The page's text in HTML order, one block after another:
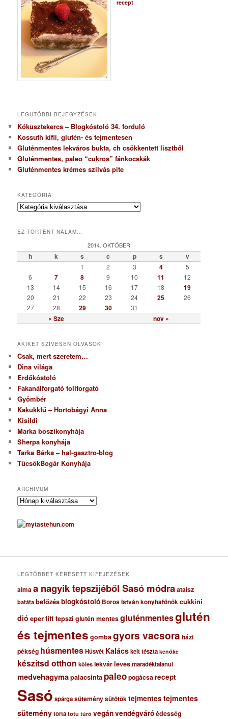
recept
LEGUTÓBBI BEJEGYZÉSEK
Kókusztekercs – Blogkóstoló 34. forduló
Kossuth kifli, glutén- és tejmentesen
Gluténmentes lekváros bukta, ch csökkentett lisztből
Gluténmentes, paleo “cukros” fánkocskák
Gluténmentes krémes szilvás pite
KATEGÓRIA
K
e
r
EZ TÖRTÉNT NÁLAM…
2014. OKTÓBER
h k s c p s v
« Sze nov »
1 2 3 4
5
6
7 8 9 10 11
12
13
14 15 16 17 18 19
20 21 22 23 24 25
26
27
28 29 30 31
AKIKET SZÍVESEN OLVASOK
Csak, mert szeretem…
Dina világa
Erdőkóstoló
Fakanálforgató tollforgató
Gyömbér
Kakukkfű – Hortobágyi Anna
Kisildi
Marka boszikonyhája
Sherpa konyhája
Tarka Bárka – hal-gasztro-blog
TücsökBogár Konyhája
ARCHÍVUM
A
c
h
u
LEGTÖBBET KERESETT KIFEJEZÉSEK
almaa nagyik tepszijéből Sasó módraataisz
batáta befőzésblogkóstoló Boros István konyhafőnökcukkini
dió eperfitt tepszi glutén mentesgluténmentesglutén
és tejmentes gombagyors vacsora házi
pékség húsmentesHúsvét Kalácskelt tészta kenőke
készítsd otthon köles lekvárlevesmaradéktalanul
medvehagymapalacsinta paleopogácsarecept
Sasó spárgasüteménysütőtöktejmentestejmentes
süteménytorta totu túró vegánvendégváróédesség